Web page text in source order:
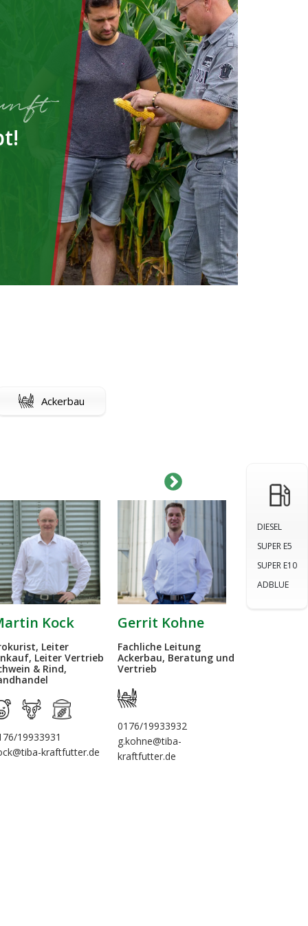
DIESEL
SUPER E5
SUPER E10
ADBLUE
Ackerbau
Kock
Leiter
Leiter Vertrieb
& Rind,
19933931
kraftfutter.de
Gerrit Kohne
Fachliche Leitung
Ackerbau, Beratung und
Vertrieb
0176/19933932
g.kohne@tiba-
kraftfutter.de